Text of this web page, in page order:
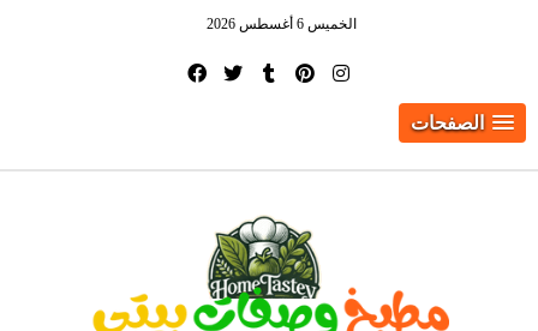
الخميس 6 أغسطس 2026
الصفحات